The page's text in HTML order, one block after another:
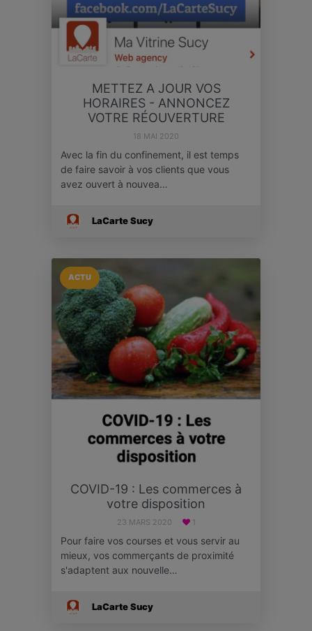
METTEZ A JOUR VOS
HORAIRES - ANNONCEZ
VOTRE RÉOUVERTURE
18 MAI 2020
Avec la fin du confinement, il est temps
de faire savoir à vos clients que vous
avez ouvert à nouvea…
LaCarte Sucy
ACTU
COVID-19 : Les commerces à
votre disposition
23 MARS 2020 1
Pour faire vos courses et vous servir au
mieux, vos commerçants de proximité
s'adaptent aux nouvelle…
LaCarte Sucy